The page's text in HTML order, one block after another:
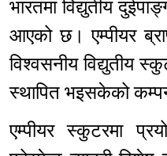
भारतमा विद्युतीय
आएको छ। एम्पीयर
विश्वसनीय विद्युतीय
स्थापित भइसकेको
एम्पीयर स्कुटरमा